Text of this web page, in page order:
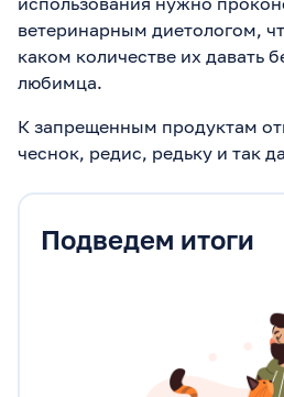
ветеринарным диетологом,
каком количестве их давать
любимца.
К запрещенным продуктам
чеснок, редис, редьку и так
Подведем итоги